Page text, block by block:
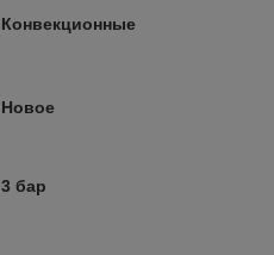
Конвекционные
Новое
3 бар